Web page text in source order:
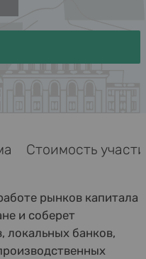
Стоимость участия
рынков капитала
и соберет
локальных банков,